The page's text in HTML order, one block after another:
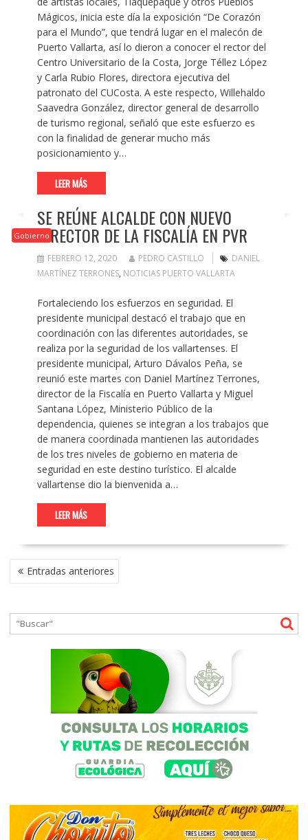
Mágicos, inicia este día la exposición “De Corazón
para el Mundo”, que tendrá lugar en el malecón de
Puerto Vallarta, así lo dieron a conocer el rector del
Centro Universitario de la Costa, Jorge Téllez López
y Carla Rubio Flores, directora ejecutiva del
patronato del CUCosta. A este respecto, Willehaldo
Saavedra González, director general de desarrollo
de turismo regional, señaló que este esfuerzo es
con la finalidad de generar mucho más
posicionamiento y…
LEER MÁS
Gobierno
SE REÚNE ALCALDE CON NUEVO
DIRECTOR DE LA FISCALÍA EN PVR
FEBRERO 12, 2020 PEDRO CASTILLO
DANIEL
MARTÍNEZ TERRONES, NOTICIAS PUERTO VALLARTA
Fortaleciendo los esfuerzos en seguridad. El
presidente municipal destacó el trabajo que en
coordinación con las diferentes autoridades, se
realiza por la seguridad de los vallartenses. El
presidente municipal, Arturo Dávalos Peña, se
reunió este martes con Daniel Martínez Terrones,
director de la Fiscalía en Puerto Vallarta y Miguel
Santana López, Ministerio Público de la
dependencia, quienes se integran a los trabajos que
de manera coordinada mantienen las autoridades
de los tres niveles de gobierno en materia de
seguridad en este destino turístico. El alcalde
vallartense dio la bienvenida a…
LEER MÁS
NAVEGACIÓN
DE Entradas anteriores